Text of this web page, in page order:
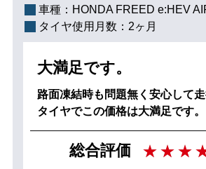
車種： HONDA FREED e:HEV
タイヤ使用月数： 2ヶ月
大満足です。
路面凍結時も問題無く安心して
タイヤでこの価格は大満足です。
総合評価